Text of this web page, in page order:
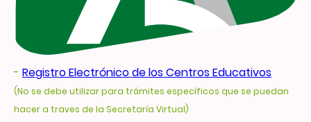
- Registro Electrónico de los Centros Educativos
(No se debe utilizar para trámites específicos que se puedan
hacer a traves de la Secretaría Virtual)